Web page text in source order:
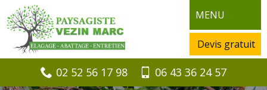
MENU
Devis gratuit
02 52 56 17 98 06 43 36 24 57